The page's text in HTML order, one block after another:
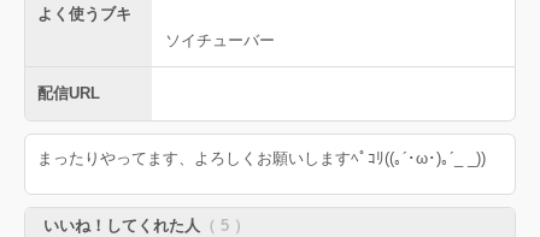
よく使うブキ
ソイチューバー
配信URL
まったりやってます、よろしくお願いしますﾍﾟｺﾘ((｡´･ω･)｡´_ _))
いいね！してくれた人 （ 5 ）